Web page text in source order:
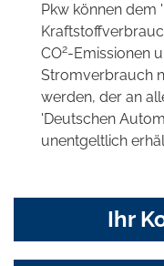
Pkw können dem
CO2-Emissionen
Stromverbrauch
werden, der an
'Deutschen
unentgeltlich
Ihr